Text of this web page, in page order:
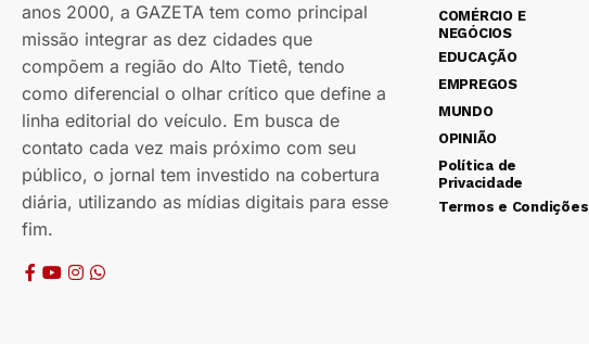
anos 2000, a GAZETA tem como principal
missão integrar as dez cidades que
compõem a região do Alto Tietê, tendo
como diferencial o olhar crítico que define a
linha editorial do veículo. Em busca de
contato cada vez mais próximo com seu
público, o jornal tem investido na cobertura
diária, utilizando as mídias digitais para esse
fim.
COMÉRCIO E
NEGÓCIOS
EDUCAÇÃO
EMPREGOS
MUNDO
OPINIÃO
Política de
Privacidade
Termos e Condições